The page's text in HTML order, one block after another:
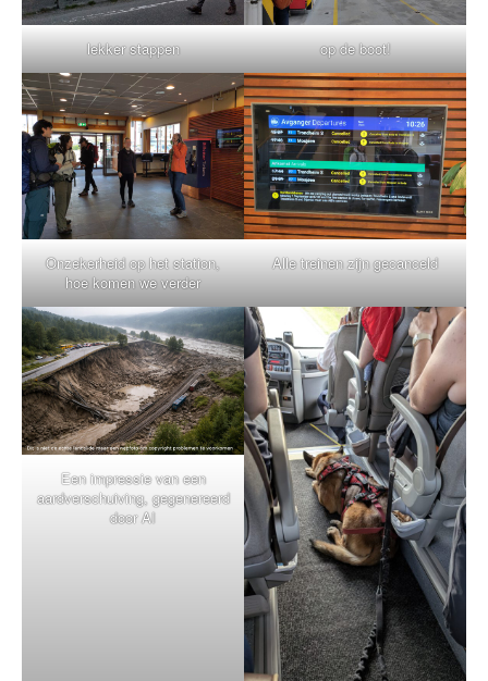
lekker stappen op de boot!
Onzekerheid op het station,
hoe komen we verder
Alle treinen zijn gecanceld
Een impressie van een
aardverschuiving, gegenereerd
door AI